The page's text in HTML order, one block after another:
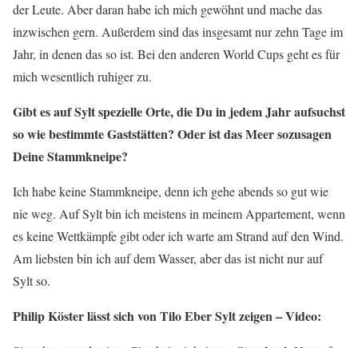
der Leute. Aber daran habe ich mich gewöhnt und mache das
inzwischen gern. Außerdem sind das insgesamt nur zehn Tage im
Jahr, in denen das so ist. Bei den anderen World Cups geht es für
mich wesentlich ruhiger zu.
Gibt es auf Sylt spezielle Orte, die Du in jedem Jahr aufsuchst
so wie bestimmte Gaststätten? Oder ist das Meer sozusagen
Deine Stammkneipe?
Ich habe keine Stammkneipe, denn ich gehe abends so gut wie
nie weg. Auf Sylt bin ich meistens in meinem Appartement, wenn
es keine Wettkämpfe gibt oder ich warte am Strand auf den Wind.
Am liebsten bin ich auf dem Wasser, aber das ist nicht nur auf
Sylt so.
Philip Köster lässt sich von Tilo Eber Sylt zeigen – Video: